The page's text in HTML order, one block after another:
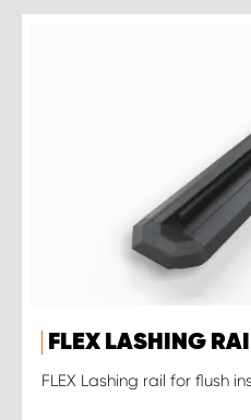
FLEX LASHING
FLEX Lashing rail for flush